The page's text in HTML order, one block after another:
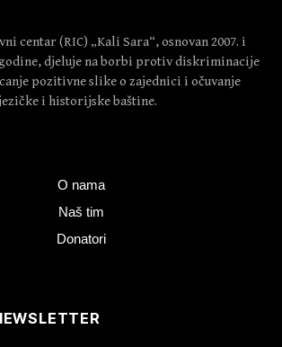
centar (RIC) „Kali Sara“, osnovan 2007. i
djeluje na borbi protiv diskriminacije
pozitivne slike o zajednici i očuvanje
i historijske baštine.
O nama
Naš tim
Donatori